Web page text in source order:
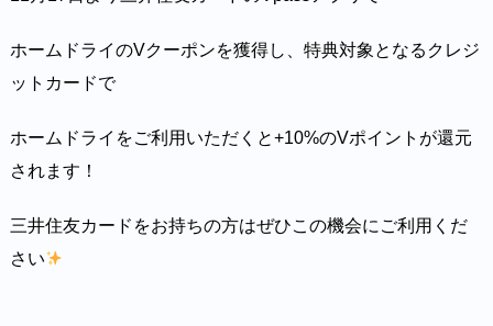
ホームドライのVクーポンを獲得し、特典対象となるクレジ
ットカードで
ホームドライをご利用いただくと+10%のVポイントが還元
されます！
三井住友カードをお持ちの方はぜひこの機会にご利用くだ
さい